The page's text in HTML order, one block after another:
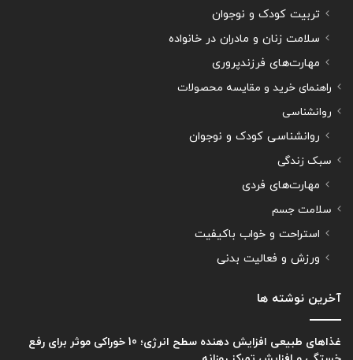
تربیت کودک و نوجوان
سلامت زنان و مادران در خانواده
مهارت‌های فرزندپروری
راهنمای خرید و مقایسه محصولات
روانشناسی
روانشناسی کودک و نوجوان
سبک زندگی
مهارت‌های فردی
سلامت جسم
استراحت و خواب باکیفیت
ورزش و فعالیت بدنی
آخرین نوشته ها
غذاهای طبیعی افزایش دهنده سطح انرژی؛ 10 خوراکی موثر برای رفع